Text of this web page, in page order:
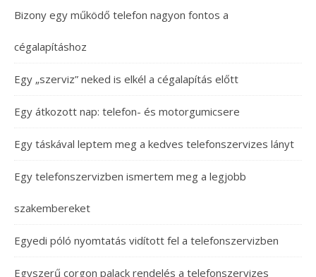
Bizony egy működő telefon nagyon fontos a
cégalapításhoz
Egy „szerviz” neked is elkél a cégalapítás előtt
Egy átkozott nap: telefon- és motorgumicsere
Egy táskával leptem meg a kedves telefonszervizes lányt
Egy telefonszervizben ismertem meg a legjobb
szakembereket
Egyedi póló nyomtatás vidított fel a telefonszervizben
Egyszerű corgon palack rendelés a telefonszervizes